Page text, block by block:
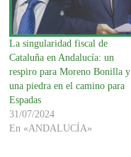
La singularidad fiscal de
Cataluña en Andalucía: un
respiro para Moreno Bonilla y
una piedra en el camino para
Espadas
31/07/2024
En «ANDALUCÍA»